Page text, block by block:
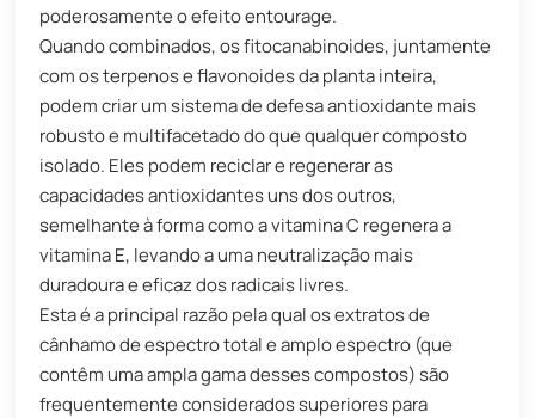
poderosamente o efeito entourage.
Quando combinados, os fitocanabinoides, juntamente
com os terpenos e flavonoides da planta inteira,
podem criar um sistema de defesa antioxidante mais
robusto e multifacetado do que qualquer composto
isolado. Eles podem reciclar e regenerar as
capacidades antioxidantes uns dos outros,
semelhante à forma como a vitamina C regenera a
vitamina E, levando a uma neutralização mais
duradoura e eficaz dos radicais livres.
Esta é a principal razão pela qual os extratos de
cânhamo de espectro total e amplo espectro (que
contêm uma ampla gama desses compostos) são
frequentemente considerados superiores para